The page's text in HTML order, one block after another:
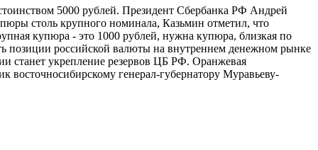
5000 рублей. Президент Сбербанка РФ Андрей
столь крупного номинала, Казьмин отметил, что
купюра - это 1000 рублей, нужна купюра, близкая по
позиции российской валюты на внутреннем денежном рынке
станет укрепление резервов ЦБ РФ. Оранжевая
восточносибирскому генерал-губернатору Муравьеву-